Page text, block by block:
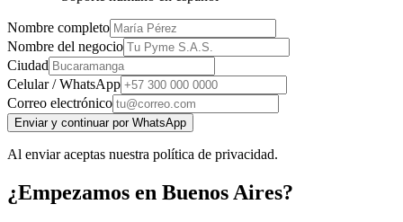
Nombre completo
Nombre del negocio
Ciudad
Celular / WhatsApp
Correo electrónico
Enviar y continuar por WhatsApp
Al enviar aceptas nuestra política de privacidad.
¿Empezamos en Buenos Aires?